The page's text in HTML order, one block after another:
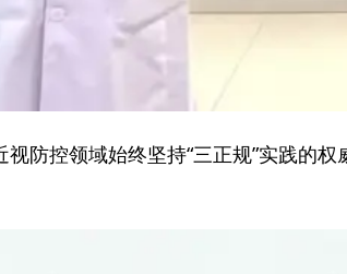
防控领域始终坚持“三正规”实践的